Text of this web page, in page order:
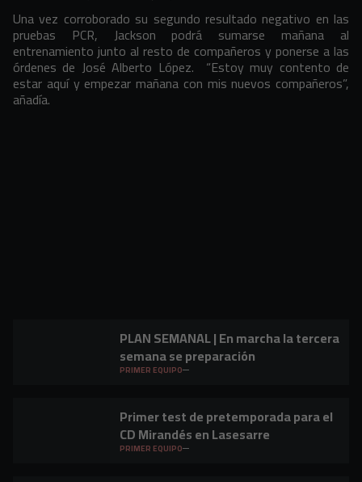
Una vez corroborado su segundo resultado negativo en las
pruebas PCR, Jackson podrá sumarse mañana al
entrenamiento junto al resto de compañeros y ponerse a las
órdenes de José Alberto López. “Estoy muy contento de
estar aquí y empezar mañana con mis nuevos compañeros”,
añadía.
PLAN SEMANAL | En marcha la tercera
semana se preparación
PRIMER EQUIPO
Primer test de pretemporada para el
CD Mirandés en Lasesarre
PRIMER EQUIPO